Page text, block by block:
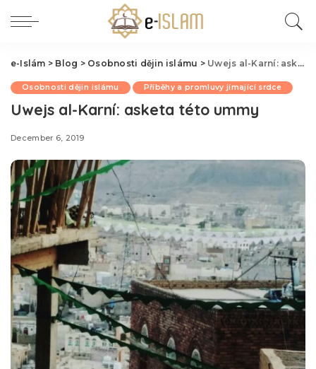
e-Islám > Blog > Osobnosti dějin islámu > Uwejs al-Karní: asketa této ummy
Osobnosti dějin islámu Příběhy a promluvy jímající srdce
Uwejs al-Karní: asketa této ummy
December 6, 2019